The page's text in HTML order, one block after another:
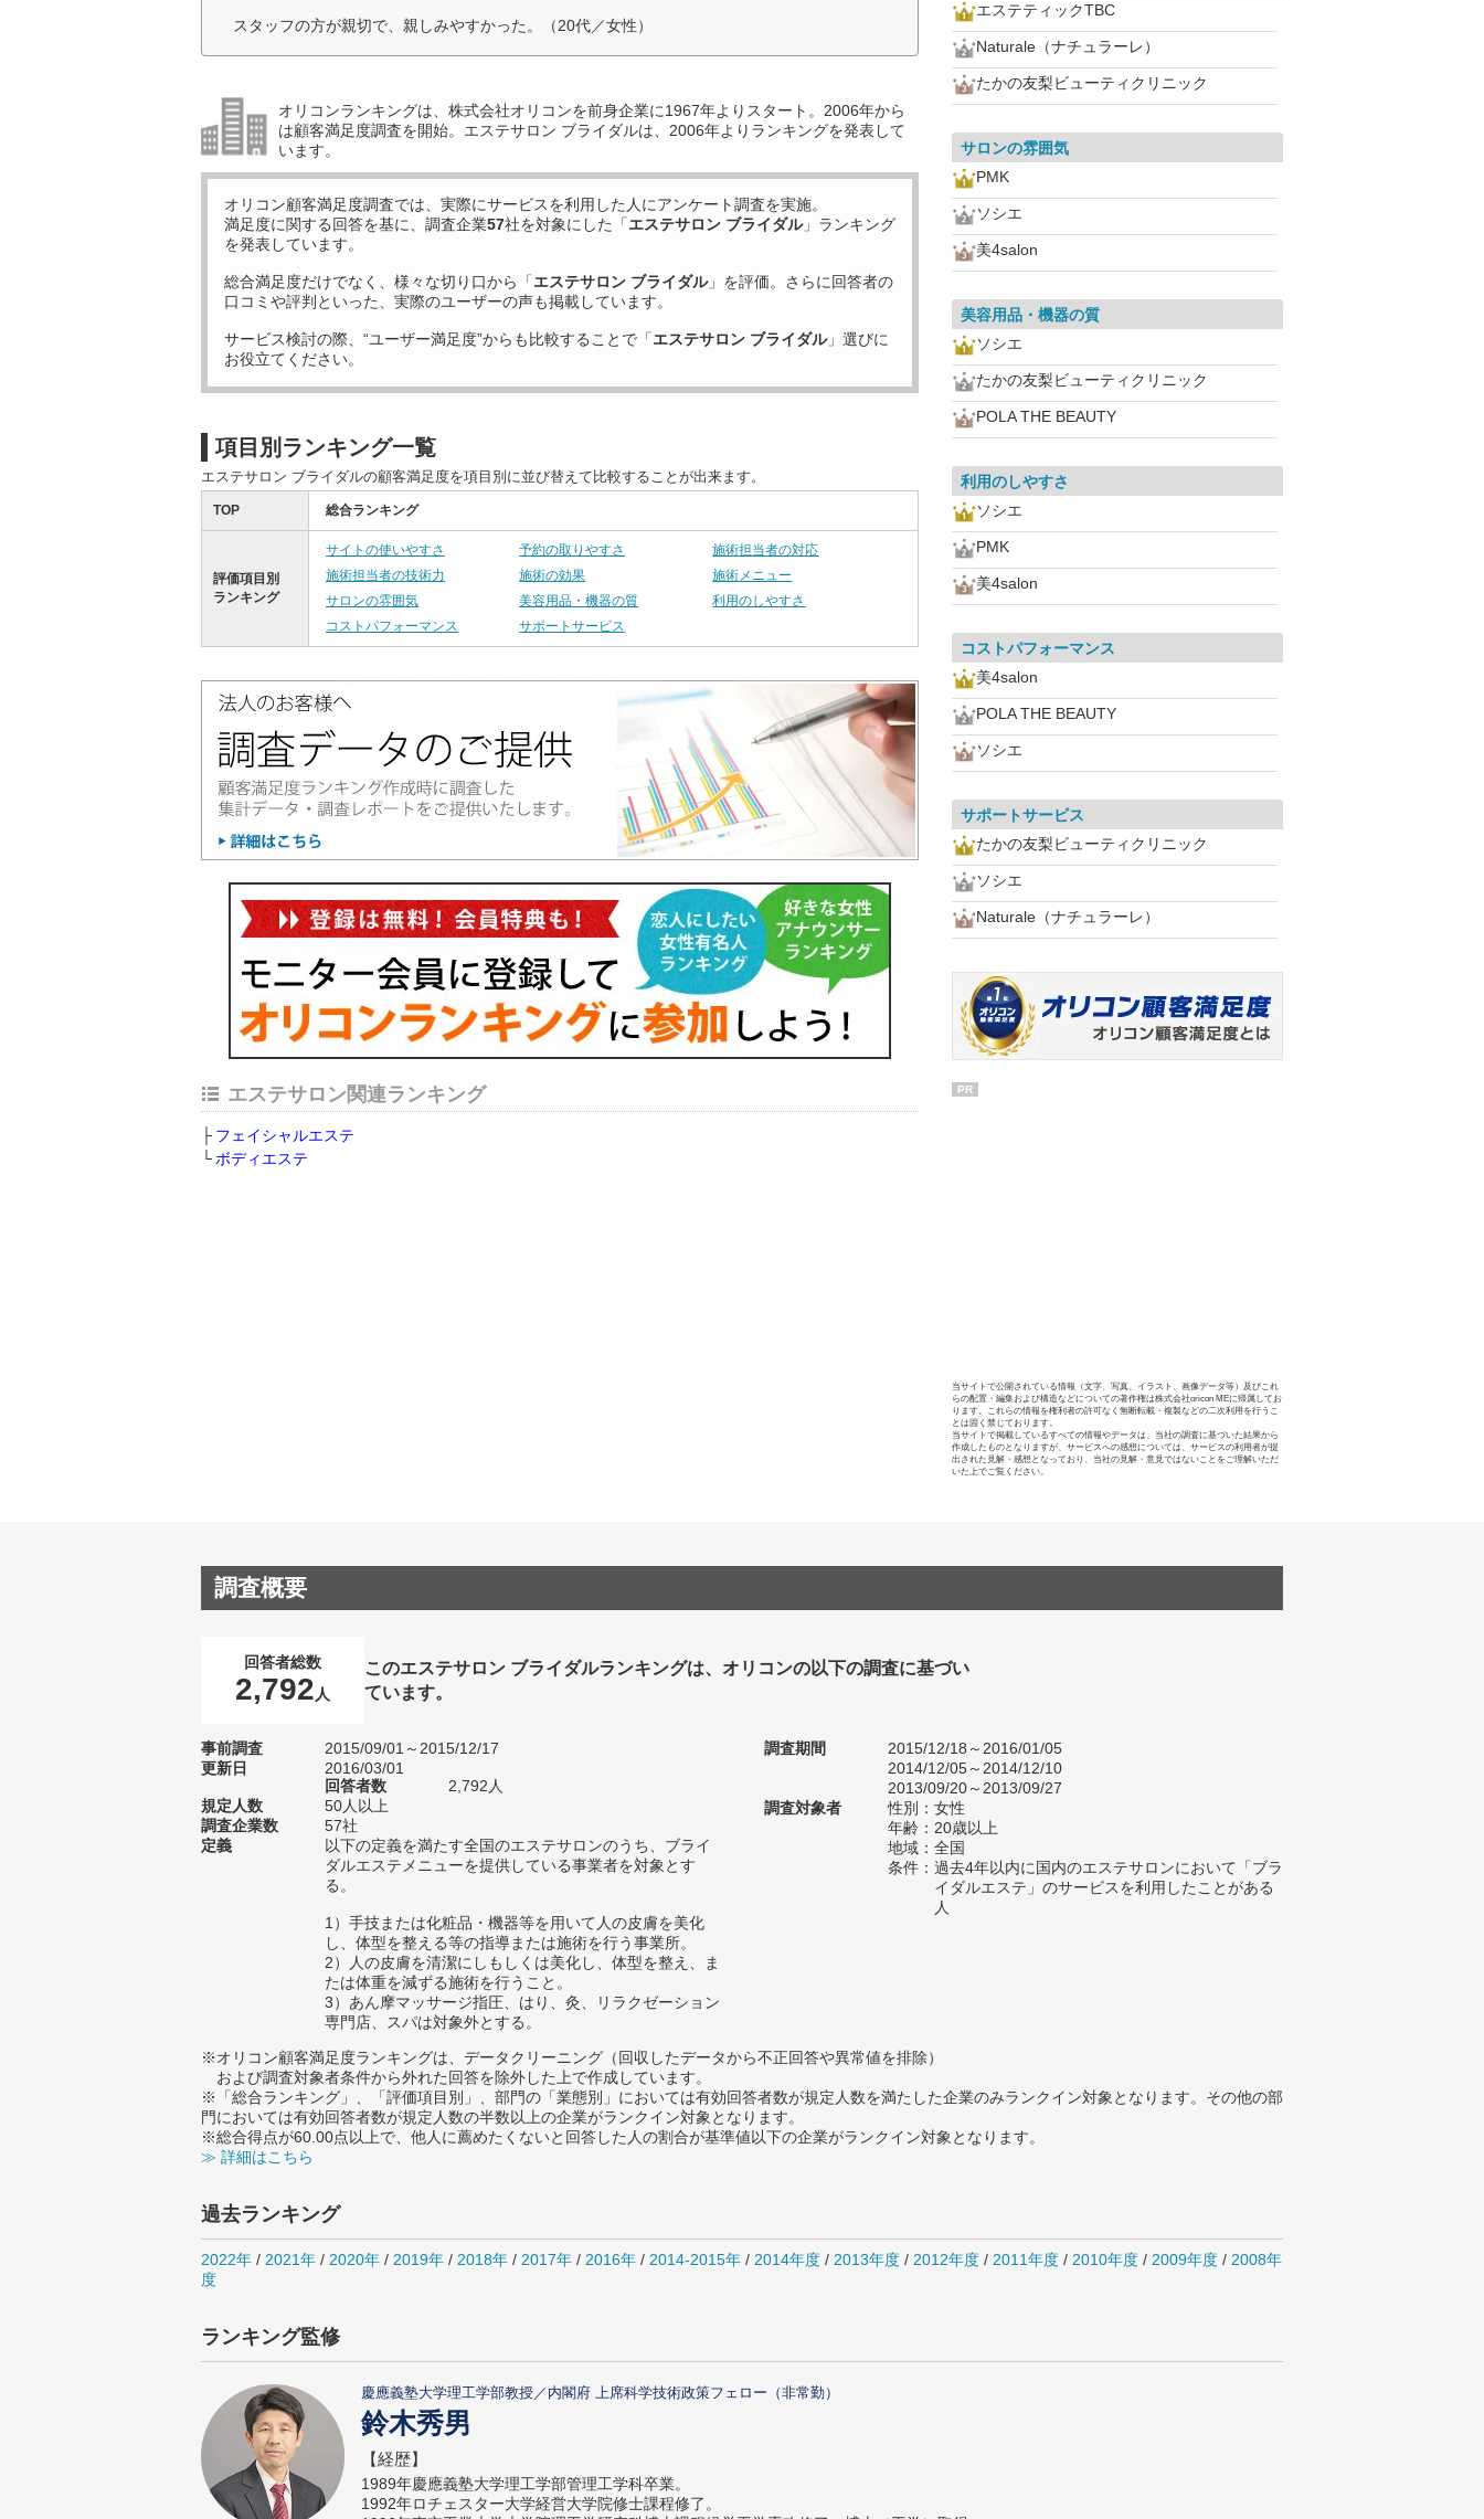
スタッフの方が親切で、親しみやすかった。（20代／女性）
オリコンランキングは、株式会社オリコンを前身企業に1967年よりスタート。2006年から
は顧客満足度調査を開始。エステサロン ブライダルは、2006年よりランキングを発表して
います。
オリコン顧客満足度調査では、実際にサービスを利用した 人にアンケート調査を実施。
満足度に関する回答を基に、調査企業57社を対象にした「エステサロン ブライダル」ランキング
を発表しています。
総合満足度だけでなく、様々な切り口から「エステサロン ブライダル」を評価。さらに回答者の
口コミや評判といった、実際のユーザーの声も掲載しています。
サービス検討の際、“ユーザー満足度”からも比較することで「エステサロン ブライダル」選びに
お役立てください。
項目別ランキング一覧
エステサロン ブライダルの顧客満足度を項目別に並び替えて比較することが出来ます。
TOP 総合ランキング
評価項目別
ランキング
サイトの使いやすさ 予約の取りやすさ
施術担当者の対応
施術担当者の技術力
施術の効果
施術メニュー
サロンの雰囲気
美容用品・機器の質
利用のしやすさ
コストパフォーマンス
サポートサービス
エステサロン関連ランキング
フェイシャルエステ
ボディエステ
エステティックTBC
Naturale（ナチュラーレ）
たかの友梨ビューティクリニック
サロンの雰囲気
PMK
ソシエ
美4salon
美容用品・機器の質
ソシエ
たかの友梨ビューティクリニック
POLA THE BEAUTY
利用のしやすさ
ソシエ
PMK
美4salon
コストパフォーマンス
美4salon
POLA THE BEAUTY
ソシエ
サポートサービス
たかの友梨ビューティクリニック
ソシエ
Naturale（ナチュラーレ）
PR
当サイトで公開されている情報（文字、写真、イラスト、画像データ等）及びこれ
らの配置・編集および構造などについての著作権は株式会社oricon MEに帰属してお
ります。これらの情報を権利者の許可なく無断転載・複製などの二次利用を行うこ
とは固く禁じております。
当サイトで掲載しているすべての情報やデータは、当社の調査に基づいた結果から
作成したものとなりますが、サービスへの感想については、サービスの利用者が提
出された見解・感想となっており、当社の見解・意見ではないことをご理解いただ
いた上でご覧ください。
調査概要
回答者総数
2,792 人
このエステサロン ブライダルランキングは、オリコンの以下の調査に基づい
ています。
事前調査
2015/09/01～2015/12/17
更新日
2016/03/01
回答者数
2,792人
規定人数
50人以上
調査企業数
57社
定義
以下の定義を満たす全国のエステサロンのうち、ブライ
ダルエステメニューを提供している事業者を対象とす
る。
1）手技または化粧品・機器等を用いて人の皮膚を美化
し、体型を整える等の指導または施術を行う事業所。
2）人の皮膚を清潔にしもしくは美化し、体型を整え、ま
たは体重を減ずる施術を行うこと。
3）あん摩マッサージ指圧、はり、灸、リラクゼーション
専門店、スパは対象外とする。
調査期間
2015/12/18～2016/01/05
2014/12/05～2014/12/10
2013/09/20～2013/09/27
調査対象者
性別：女性
年齢：20歳以上
地域：全国
条件：過去4年以内に国内のエステサロンにおいて「ブラ
イダルエステ」のサービスを利用したことがある
人
※オリコン顧客満足度ランキングは、データクリーニング（回収したデータから不正回答や異常値を排除）
および調査対象者条件から外れた回答を除外した上で作成しています。
※「総合ランキング」、「評価項目別」、部門の「業態別」においては有効回答者数が規定人数を満たした企業のみランクイン対象となります。その他の部
門においては有効回答者数が規定人数の半数以上の企業がランクイン対象となります。
※総合得点が60.00点以上で、他人に薦めたくないと回答した人の割合が基準値以下の企業がランクイン対象となります。
≫ 詳細はこちら
過去ランキング
2022年 / 2021年 / 2020年 / 2019年 / 2018年 / 2017年 / 2016年 / 2014-2015年 / 2014年度 / 2013年度 / 2012年度 / 2011年度 / 2010年度 / 2009年度 / 2008年
度
ランキング監修
慶應義塾大学理工学部教授／内閣府 上席科学技術政策フェロー（非常勤）
鈴木秀男
【経歴】
1989年慶應義塾大学理工学部管理工学科卒業。
1992年ロチェスター大学経営大学院修士課程修了。